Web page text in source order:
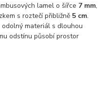
lamel o šířce 7 mm,
s roztečí přibližně 5 cm.
materiál s dlouhou
odstínu působí prostor